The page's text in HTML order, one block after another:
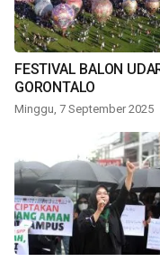
FESTIVAL BALON
GORONTALO
Minggu, 7 September 2025